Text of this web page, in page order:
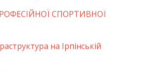
СПОРТИВНОЇ
на Ірпінській